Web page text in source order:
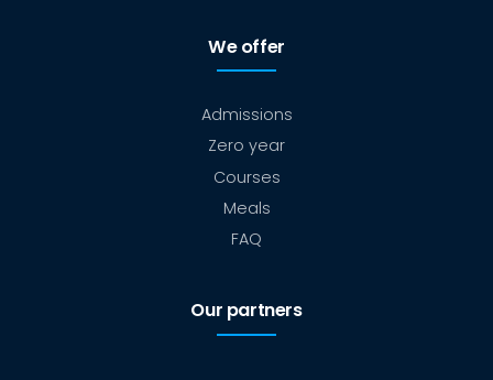
We offer
Admissions
Zero year
Courses
Meals
FAQ
Our partners